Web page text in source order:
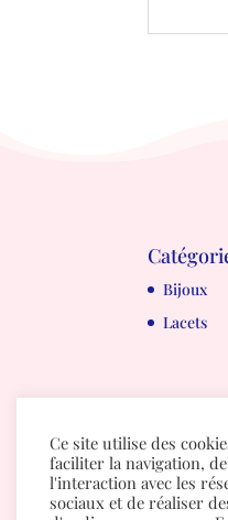
Bijoux
Lacets
Ce site utilise des
faciliter la navigation,
l'interaction avec les
sociaux et de réaliser